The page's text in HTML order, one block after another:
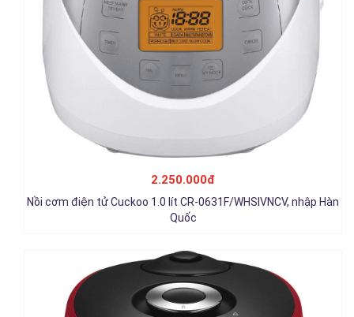
2.250.000đ
Nồi cơm điện tử Cuckoo 1.0 lít CR-0631F/WHSIVNCV, nhập Hàn
Quốc
Nồi cơm điện Cuckoo 1.08 lít CRP-PK0600F, nhập Hàn Quốc
Chi tiết